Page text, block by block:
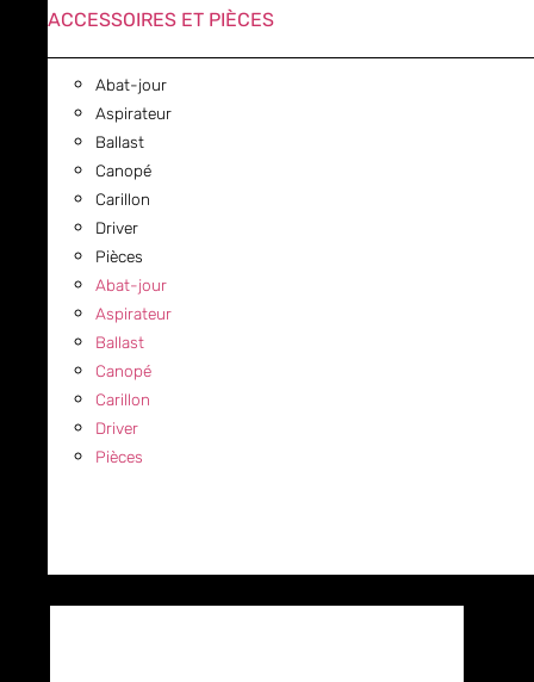
ACCESSOIRES ET PIÈCES
Abat-jour
Aspirateur
Ballast
Canopé
Carillon
Driver
Pièces
Abat-jour
Aspirateur
Ballast
Canopé
Carillon
Driver
Pièces